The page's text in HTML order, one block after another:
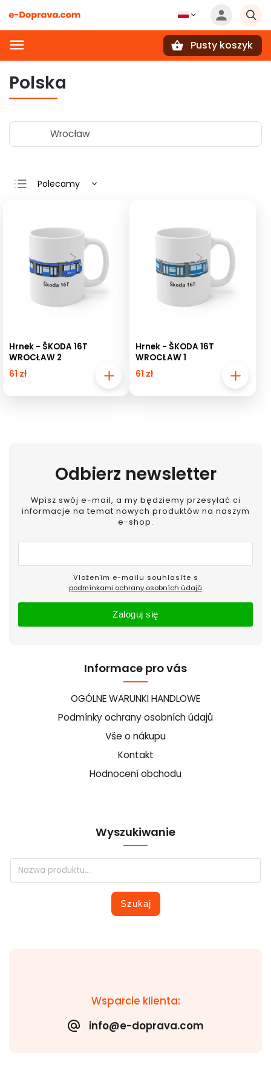
Pusty koszyk
Polska
Wrocław
Polecamy
Najczęściej
sprzedawane
Alfabetycznie
Hrnek - ŠKODA 16T
WROCŁAW 2
61 zł
Hrnek - ŠKODA 16T
WROCŁAW 1
61 zł
Wsparcie klienta:
info@e-doprava.com
Informace pro vás
OGÓLNE WARUNKI HANDLOWE
Podmínky ochrany osobních údajů
Vše o nákupu
Kontakt
Hodnocení obchodu
Odbierz newsletter
Wpisz swój e-mail, a my będziemy przesyłać ci
informacje na temat nowych produktów na naszym
e-shop.
podmínkami ochrany osobních údajů
Zaloguj się
Wyszukiwanie
Szukaj